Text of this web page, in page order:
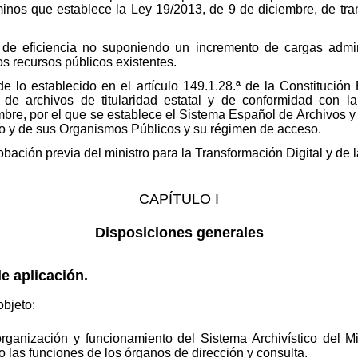
que establece la Ley 19/2013, de 9 de diciembre, de
eficiencia no suponiendo un incremento de cargas
recursos públicos existentes.
lo establecido en el artículo 149.1.28.ª de la
de archivos de titularidad estatal y de conformidad con
por el que se establece el Sistema Español de Archivos
y de sus Organismos Públicos y su régimen de acceso.
previa del ministro para la Transformación Digital y de
CAPÍTULO I
Disposiciones generales
aplicación.
y funcionamiento del Sistema Archivístico del
las funciones de los órganos de dirección y consulta.